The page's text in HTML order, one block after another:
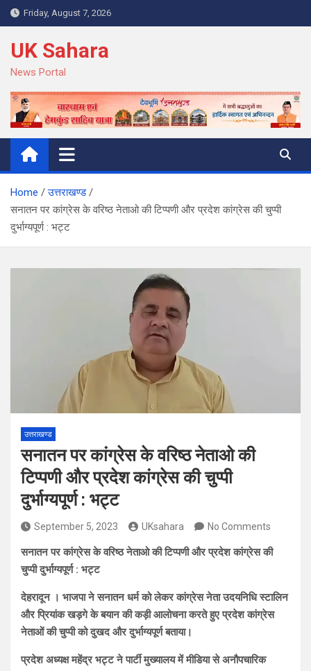
Skip
to
content
Friday, August 7, 2026
UK Sahara
News Portal
Home
उत्तराखण्ड
सनातन पर कांग्रेस के वरिष्ठ नेताओ की टिप्पणी और प्रदेश कांग्रेस की चुप्पी
दुर्भाग्यपूर्ण : भट्ट
उत्तराखण्ड
सनातन पर कांग्रेस के वरिष्ठ नेताओ की
टिप्पणी और प्रदेश कांग्रेस की चुप्पी
दुर्भाग्यपूर्ण : भट्ट
September 5, 2023 UKsahara No Comments
सनातन पर कांग्रेस के वरिष्ठ नेताओ की टिप्पणी और प्रदेश कांग्रेस की
चुप्पी दुर्भाग्यपूर्ण : भट्ट
देहरादून । भाजपा ने सनातन धर्म को लेकर कांग्रेस नेता उदयनिधि स्टालिन
और प्रियांक खड़गे के बयान की कड़ी आलोचना करते हुए प्रदेश कांग्रेस
नेताओं की चुप्पी को दुखद और दुर्भाग्यपूर्ण बताया।
प्रदेश अध्यक्ष महेंद्र भट्ट ने पार्टी मुख्यालय में मीडिया से अनौपचारिक